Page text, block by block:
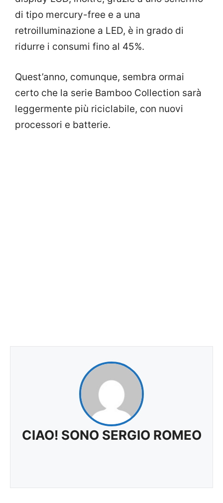
di tipo mercury-free e a una
retroilluminazione a LED, è in grado di
ridurre i consumi fino al 45%.
Quest’anno, comunque, sembra ormai
certo che la serie Bamboo Collection sarà
leggermente più riciclabile, con nuovi
processori e batterie.
CIAO! SONO SERGIO ROMEO